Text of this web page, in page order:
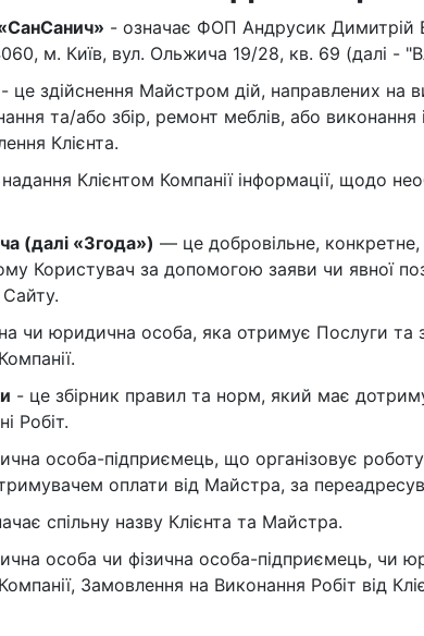
Установка теплосчетчиков
Прокладка стояков
- означає ФОП Андрусик Димитрій
м. Київ, вул. Ольжича 19/28, кв. 69 (далі -
- це здійснення Майстром дій, направлених на
та/або збір, ремонт меблів, або
Клієнта.
Клієнтом Компанії інформації, щодо
(далі «Згода») — це добровільне,
Користувач за допомогою заяви чи явної
чи юридична особа, яка отримує Послуги та
- це збірник правил та норм, який має
Робіт.
особа-підприємець, що організовує
оплати від Майстра, за
спільну назву Клієнта та Майстра.
особа чи фізична особа-підприємець, чи
Замовлення на Виконання Робіт від